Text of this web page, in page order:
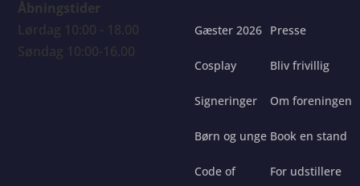
Åbningstider
Lørdag 10:00 - 18.00
Søndag 10:00-16.00
Gæster 2026
Cosplay
Signeringer
Børn og unge
Code of
Presse
Bliv frivillig
Om foreningen
Book en stand
For udstillere